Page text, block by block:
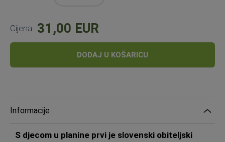
Cijena 31,00 EUR
DODAJ U KOŠARICU
Informacije
S djecom u planine prvi je slovenski obiteljski